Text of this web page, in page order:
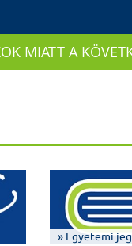
MIATT A
» Egyetemi